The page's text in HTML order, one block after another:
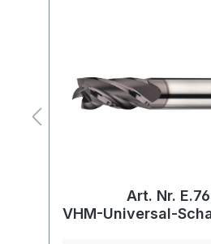
Art. Nr.
VHM-Universal-